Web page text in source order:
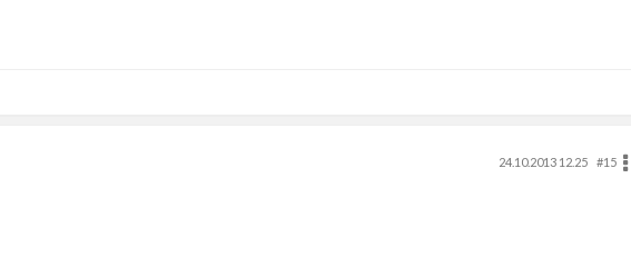
24.10.2013 12.25
#15